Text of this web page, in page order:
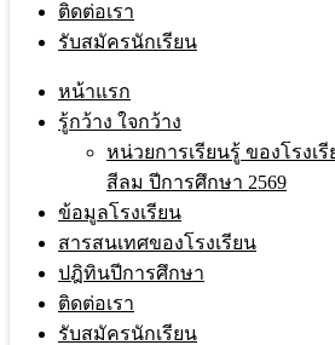
ติดต่อเรา
รับสมัครนักเรียน
หน้าแรก
รู้กว้าง ใจกว้าง
หน่วยการเรียนรู้ ของโรง
สีลม ปีการศึกษา 2569
ข้อมูลโรงเรียน
สารสนเทศของโรงเรียน
ปฎิทินปีการศึกษา
ติดต่อเรา
รับสมัครนักเรียน
พิธีบูชาขอบพระคุณสมโภ
วันที่ 19 ธันวาคม 2567 คุณพ่อสุรศักดิ์
พิธีบูชาขอบพระคุณสมโภชพระคริสตส
แสดงละครประวัติวันคริสต์มาส ผู้แทน
พนักงาน และเครือข่ายผู้ปกครอง กรา
อธิการิณี และคณะเซอร์ เนื่องในโอกา
สมภพและวันขึ้นปีใหม่ จากนั้นคุณพ่อแ